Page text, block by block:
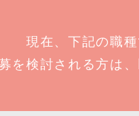
現在、下記の職
を検討される方は